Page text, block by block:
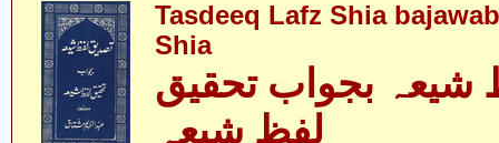
Tasdeeq Lafz Shia
Shia
شیعہ بجواب تحقیق
لفظ شیعہ